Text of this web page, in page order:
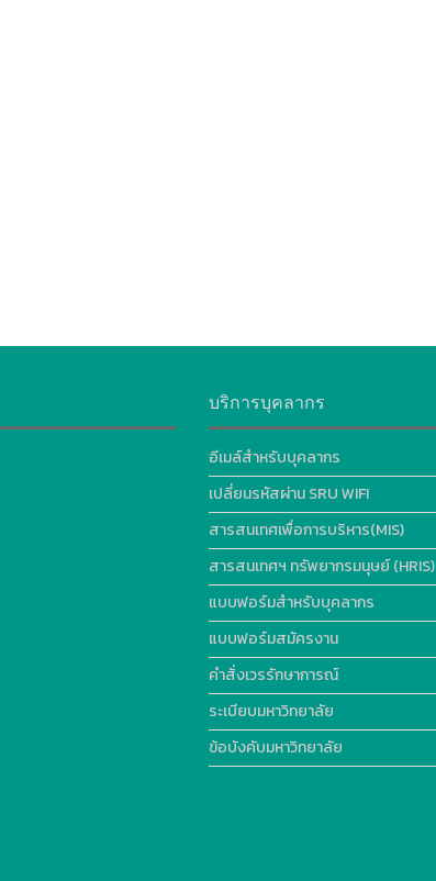
บริการบุคลากร
อีเมล์สำหรับบุคลากร
เปลี่ยนรหัสผ่าน SRU WIFI
สารสนเทศเพื่อการบริหาร(MIS)
สารสนเทศฯ ทรัพยากรมนุษย์ (HRIS)
แบบฟอร์มสำหรับบุคลากร
แบบฟอร์มสมัครงาน
คำสั่งเวรรักษาการณ์
ระเบียบมหาวิทยาลัย
ข้อบังคับมหาวิทยาลัย